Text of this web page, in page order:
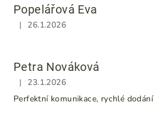
Popelářová Eva
Hodnocení obchodu je 5 z 5 hvězdiček.
| 26.1.2026
Petra Nováková
Hodnocení obchodu je 5 z 5 hvězdiček.
|
23.1.2026
Perfektní komunikace, rychlé dodání